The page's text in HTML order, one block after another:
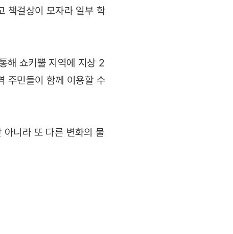
책걸상이 모자라 일부 학
해 쇼키뿔 지역에 지상 2
주민들이 함께 이용할 수
아니라 또 다른 변화의 물